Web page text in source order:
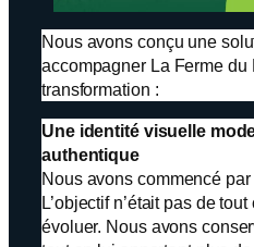
Nous avons conçu une
accompagner La Ferme du
transformation :
Une identité visuelle
authentique
Nous avons commencé
L’objectif n’était pas de
évoluer. Nous avons